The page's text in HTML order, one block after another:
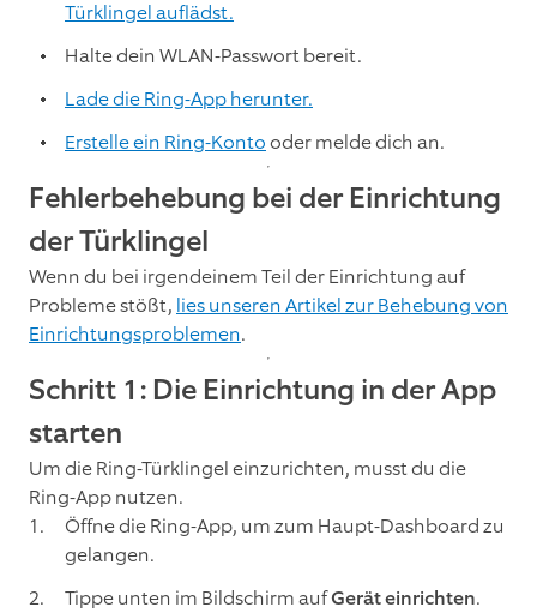
Türklingel auflädst.
Halte dein WLAN-Passwort bereit.
Lade die Ring-App herunter.
Erstelle ein Ring-Kontooder melde dich an.
Fehlerbehebung bei der Einrichtung
der Türklingel
Wenn du bei irgendeinem Teil der Einrichtung auf
Probleme stößt, lies unseren Artikel zur Behebung von
Einrichtungsproblemen.
Schritt 1: Die Einrichtung in der App
starten
Um die Ring-Türklingel einzurichten, musst du die
Ring-App nutzen.
Öffne die Ring-App, um zum Haupt-Dashboard zu
gelangen.
Tippe unten im Bildschirm aufGerät einrichten.